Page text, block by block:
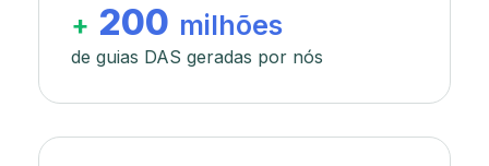
+ 200 milhões
de guias DAS geradas por nós